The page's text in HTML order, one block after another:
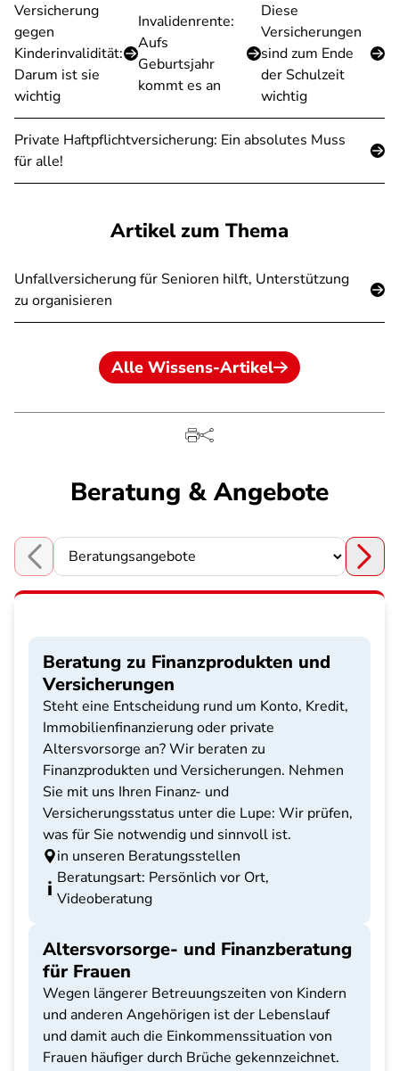
Versicherung
gegen
Kinderinvalidität:
Darum ist sie
wichtig
Invalidenrente:
Aufs
Geburtsjahr
kommt es an
Diese
Versicherungen
sind zum Ende
der Schulzeit
wichtig
Private Haftpflichtversicherung: Ein absolutes Muss
für alle!
Artikel zum Thema
Unfallversicherung für Senioren hilft, Unterstützung
zu organisieren
Alle Wissens-Artikel
Beratung & Angebote
Choose a section
Beratung zu Finanzprodukten und
Versicherungen
Steht eine Entscheidung rund um Konto, Kredit,
Immobilienfinanzierung oder private
Altersvorsorge an? Wir beraten zu
Finanzprodukten und Versicherungen. Nehmen
Sie mit uns Ihren Finanz- und
Versicherungsstatus unter die Lupe: Wir prüfen,
was für Sie notwendig und sinnvoll ist.
in unseren Beratungsstellen
Beratungsart: Persönlich vor Ort,
Videoberatung
Altersvorsorge- und Finanzberatung
für Frauen
Wegen längerer Betreuungszeiten von Kindern
und anderen Angehörigen ist der Lebenslauf
und damit auch die Einkommenssituation von
Frauen häufiger durch Brüche gekennzeichnet.